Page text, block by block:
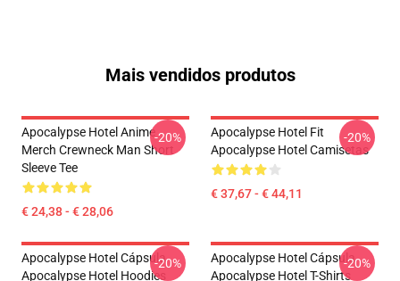
Mais vendidos produtos
Apocalypse Hotel Anime
Merch Crewneck Man Short
Sleeve Tee
€ 24,38 - € 28,06
-20%
Apocalypse Hotel Fit
Apocalypse Hotel Camisetas
€ 37,67 - € 44,11
-20%
Apocalypse Hotel Cápsula
Apocalypse Hotel Hoodies
-20%
Apocalypse Hotel Cápsula
Apocalypse Hotel T-Shirts
-20%